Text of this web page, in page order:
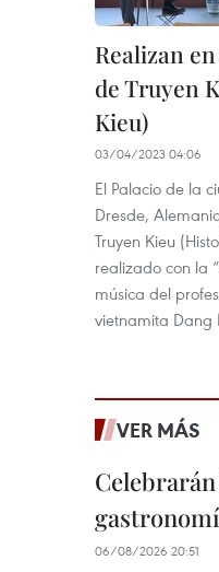
Realizan
de Truyen
Kieu)
03/04/2023 04:06
El Palacio de la
Dresde,
Truyen Kieu
realizado con la
música del
vietnamita Dang
VER MÁS
06/08/2026 20:51